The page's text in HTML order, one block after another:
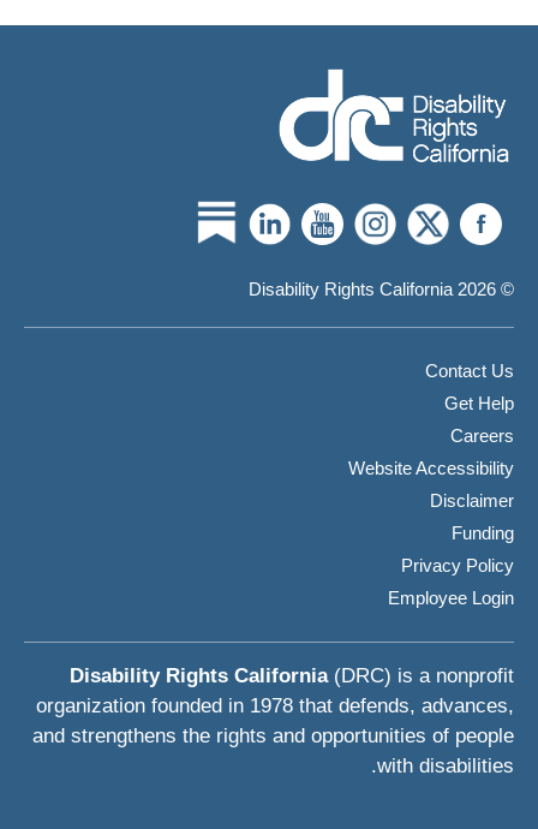
© 2026 Disability Rights California
Contact Us
Get Help
Careers
Website Accessibility
Disclaimer
Funding
Privacy Policy
Employee Login
Disability Rights California(DRC) is a nonprofit
organization founded in 1978 that defends, advances,
and strengthens the rights and opportunities of people
with disabilities.